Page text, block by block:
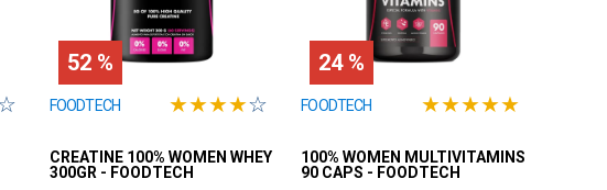
52 %
FOODTECH ★★★★☆
CREATINE 100% WOMEN WHEY
300GR - FOODTECH
24 %
FOODTECH ★★★★★
100% WOMEN MULTIVITAMINS
90 CAPS - FOODTECH